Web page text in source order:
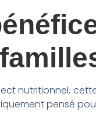
nutritionnel,
pensé